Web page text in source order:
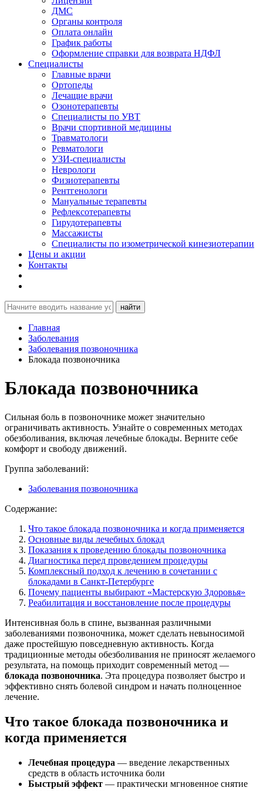
ДМС
Органы контроля
Оплата онлайн
График работы
Оформление справки для возврата НДФЛ
Специалисты
Главные врачи
Ортопеды
Лечащие врачи
Озонотерапевты
Специалисты по УВТ
Врачи спортивной медицины
Травматологи
Ревматологи
УЗИ-специалисты
Неврологи
Физиотерапевты
Рентгенологи
Мануальные терапевты
Рефлексотерапевты
Гирудотерапевты
Массажисты
Специалисты по изометрической кинезиотерапии
Цены и акции
Контакты
найти
Главная
Заболевания
Заболевания позвоночника
Блокада позвоночника
Блокада позвоночника
Сильная боль в позвоночнике может значительно
ограничивать активность. Узнайте о современных методах
обезболивания, включая лечебные блокады. Верните себе
комфорт и свободу движений.
Группа заболеваний:
Заболевания позвоночника
Содержание:
Что такое блокада позвоночника и когда применяется
Основные виды лечебных блокад
Показания к проведению блокады позвоночника
Диагностика перед проведением процедуры
Комплексный подход к лечению в сочетании с
блокадами в Санкт-Петербурге
Почему пациенты выбирают «Мастерскую Здоровья»
Реабилитация и восстановление после процедуры
Интенсивная боль в спине, вызванная различными
заболеваниями позвоночника, может сделать невыносимой
даже простейшую повседневную активность. Когда
традиционные методы обезболивания не приносят желаемого
результата, на помощь приходит современный метод —
блокада позвоночника. Эта процедура позволяет быстро и
эффективно снять болевой синдром и начать полноценное
лечение.
Что такое блокада позвоночника и
когда применяется
Лечебная процедура — введение лекарственных
средств в область источника боли
Быстрый эффект — практически мгновенное снятие